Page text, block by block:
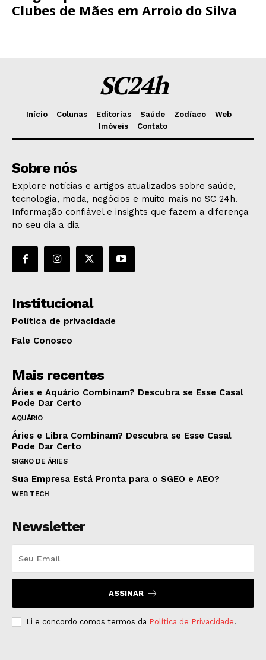
Clubes de Mães em Arroio do Silva
SC24h
Início Colunas Editorias Saúde Zodíaco
Web
Imóveis
Contato
Sobre nós
Explore notícias e artigos atualizados sobre saúde,
tecnologia, moda, negócios e muito mais no SC 24h.
Informação confiável e insights que fazem a diferença
no seu dia a dia
Institucional
Política de privacidade
Fale Conosco
Mais recentes
Áries e Aquário Combinam? Descubra se Esse Casal
Pode Dar Certo
AQUÁRIO
Áries e Libra Combinam? Descubra se Esse Casal
Pode Dar Certo
SIGNO DE ÁRIES
Sua Empresa Está Pronta para o SGEO e AEO?
WEB TECH
Newsletter
ASSINAR
Li e concordo comos termos da Política de Privacidade.